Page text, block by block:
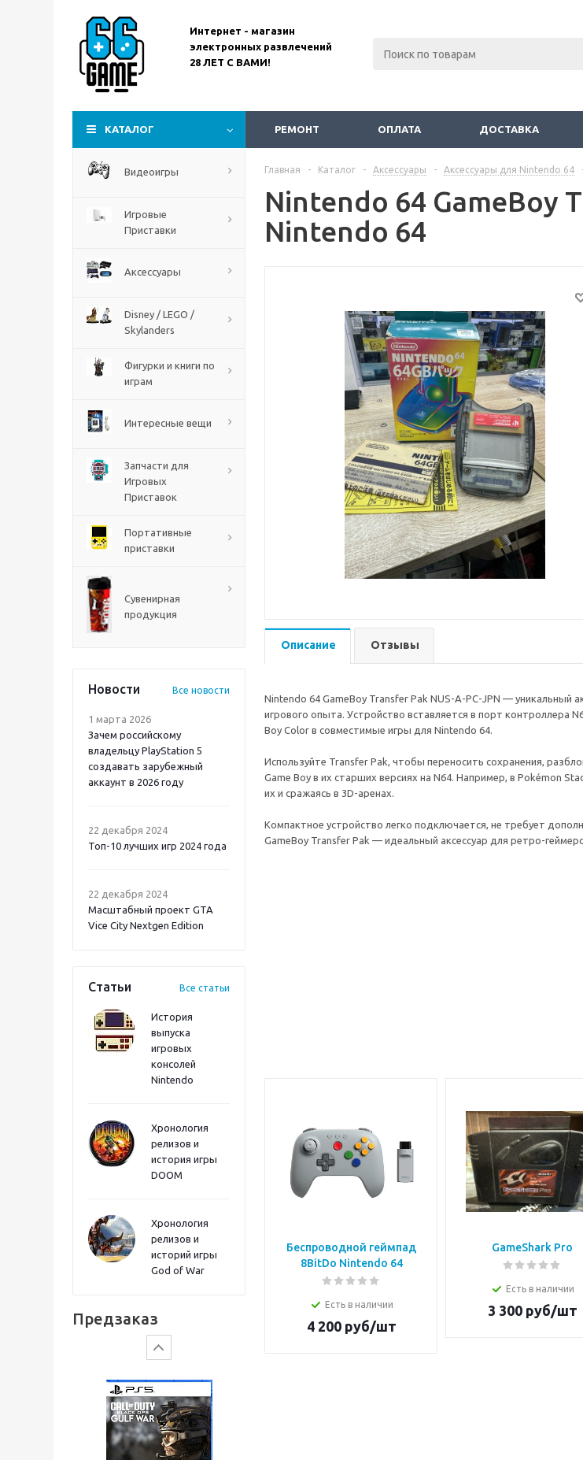
Интернет - магазин
электронных развлечений
28 ЛЕТ С ВАМИ!
КАТАЛОГ РЕМОНТ ОПЛАТА ДОСТАВКА
Видеоигры
Игровые
Приставки
Аксессуары
Disney / LEGO /
Skylanders
Фигурки и книги по
играм
Интересные вещи
Запчасти для
Игровых
Приставок
Портативные
приставки
Сувенирная
продукция
Новости Все новости
1 марта 2026
Зачем российскому
владельцу PlayStation 5
создавать зарубежный
аккаунт в 2026 году
22 декабря 2024
Топ-10 лучших игр 2024 года
22 декабря 2024
Масштабный проект GTA
Vice City Nextgen Edition
Статьи Все статьи
История
выпуска
игровых
консолей
Nintendo
Хронология
релизов и
история игры
DOOM
Хронология
релизов и
историй игры
God of War
Предзаказ
The Blood of Dawnwalker
Onimusha: Way of the
Sword PS5
Главная - Каталог - Аксессуары - Аксессуары для Nintendo 64
Nintendo 64 GameBoy
Nintendo 64
Описание Отзывы
Nintendo 64 GameBoy Transfer Pak NUS-A-PC-JPN — уникальный
игрового опыта. Устройство вставляется в порт контроллера
Boy Color в совместимые игры для Nintendo 64.
Используйте Transfer Pak, чтобы переносить сохранения,
Game Boy в их старших версиях на N64. Например, в Pokémon
их и сражаясь в 3D-аренах.
Компактное устройство легко подключается, не требует
GameBoy Transfer Pak — идеальный аксессуар для ретро-
Беспроводной геймпад
8BitDo Nintendo 64
Есть в наличии
4 200руб/шт
GameShark Pro
Есть в наличии
3 300руб/шт